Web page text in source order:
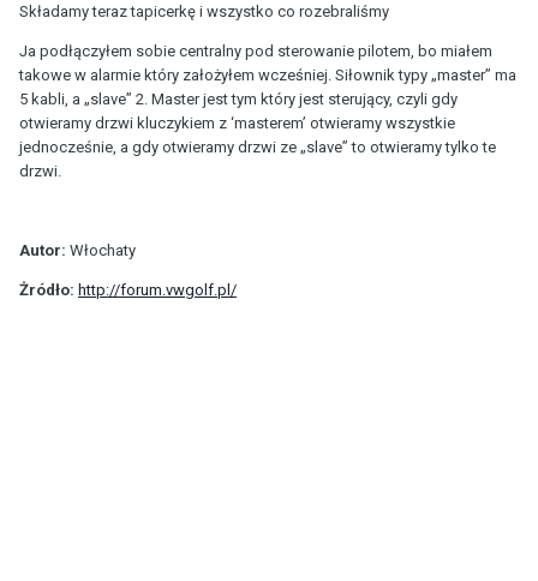
Składamy teraz tapicerkę i wszystko co rozebraliśmy
Ja podłączyłem sobie centralny pod sterowanie pilotem, bo miałem
takowe w alarmie który założyłem wcześniej. Siłownik typy „master” ma
5 kabli, a „slave” 2. Master jest tym który jest sterujący, czyli gdy
otwieramy drzwi kluczykiem z ‘masterem’ otwieramy wszystkie
jednocześnie, a gdy otwieramy drzwi ze „slave” to otwieramy tylko te
drzwi.
Autor: Włochaty
Żródło: http://forum.vwgolf.pl/